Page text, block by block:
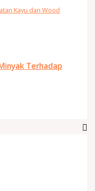
Kayu dan Wood
Terhadap